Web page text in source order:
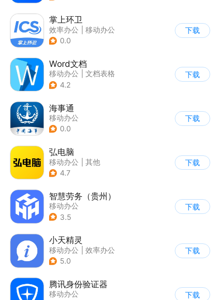
掌上环卫
效率办公
移动办公
0.0
下载
Word文档
移动办公
文档表格
4.2
下载
海事通
移动办公
0.0
下载
弘电脑
移动办公
其他
4.7
下载
智慧劳务（贵州）
移动办公
3.5
下载
小天精灵
移动办公
效率办公
5.0
下载
腾讯身份验证器
移动办公
下载